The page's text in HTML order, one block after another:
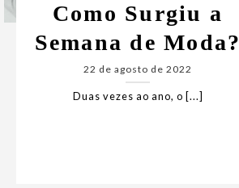
Como Surgiu a
Semana de Moda?
22 de agosto de 2022
Duas vezes ao ano, o [...]